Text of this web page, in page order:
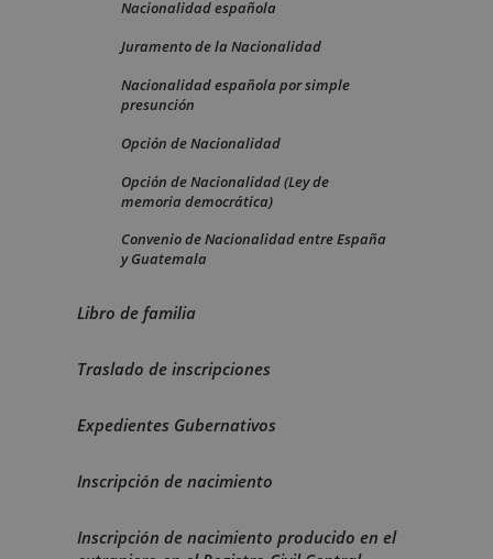
Nacionalidad española
Juramento de la Nacionalidad
Nacionalidad española por simple
presunción
Opción de Nacionalidad
Opción de Nacionalidad (Ley de
memoria democrática)
Convenio de Nacionalidad entre España
y Guatemala
Libro de familia
Traslado de inscripciones
Expedientes Gubernativos
Inscripción de nacimiento
Inscripción de nacimiento producido en el